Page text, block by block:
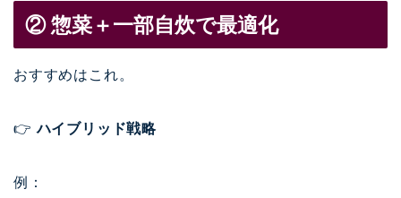
② 惣菜＋一部自炊で最適化
おすすめはこれ。
👉ハイブリッド戦略
例：